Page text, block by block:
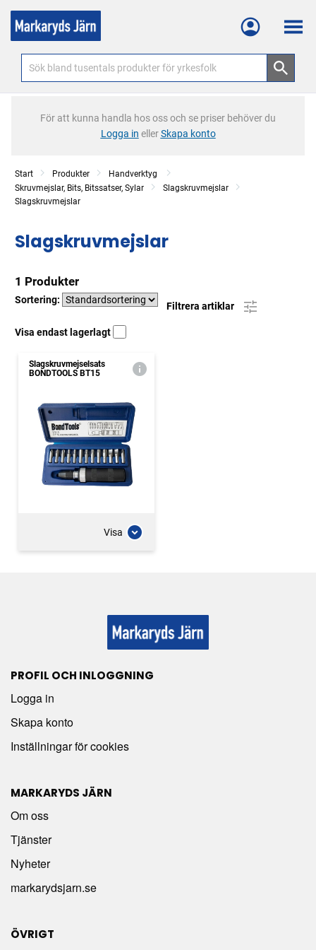
Meny
För att kunna handla hos oss och se priser behöver du
Logga in ellerSkapa konto
Start Produkter
Handverktyg
Skruvmejslar, Bits, Bitssatser, Sylar
Slagskruvmejslar
Slagskruvmejslar
Slagskruvmejslar
1 Produkter
Sortering:
Filtrera artiklar
Visa endast lagerlagt
Slagskruvmejselsats
BONDTOOLS BT15
Visa
PROFIL OCH INLOGGNING
Logga in
Skapa konto
Inställningar för cookies
MARKARYDS JÄRN
Om oss
Tjänster
Nyheter
markarydsjarn.se
ÖVRIGT